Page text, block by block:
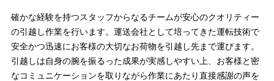
確かな経験を持つスタッフからなるチームが安心のクオリティー
の引越し作業を行います。運送会社として培ってきた運転技術で
安全かつ迅速にお客様の大切なお荷物を引越し先まで運びます。
引越しは自身の腕を振るった成果が実感しやすい上、お客様と密
なコミュニケーションを取りながら作業にあたり直接感謝の声を